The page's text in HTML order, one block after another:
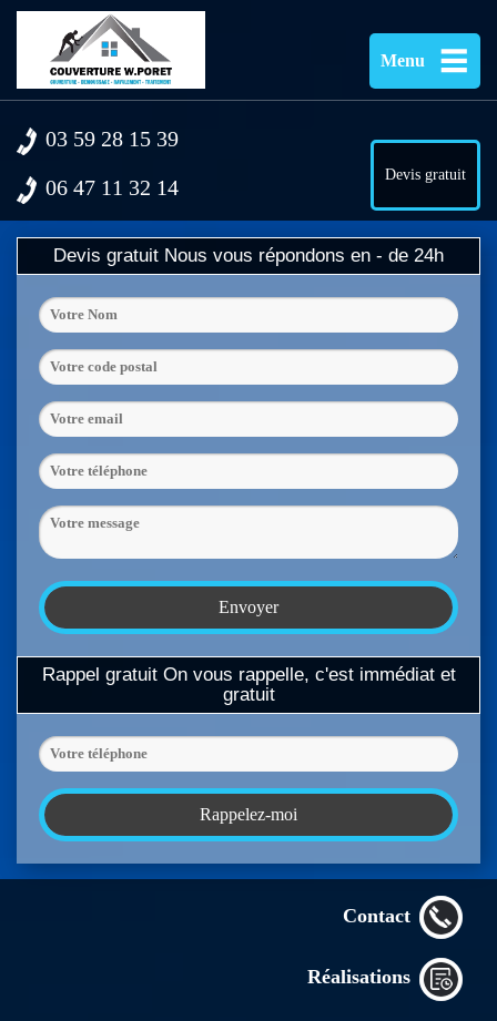
Menu
03 59 28 15 39
06 47 11 32 14
Devis gratuit
Devis gratuit Nous vous répondons en - de 24h
Rappel gratuit On vous rappelle, c'est immédiat et
gratuit
Contact
Réalisations